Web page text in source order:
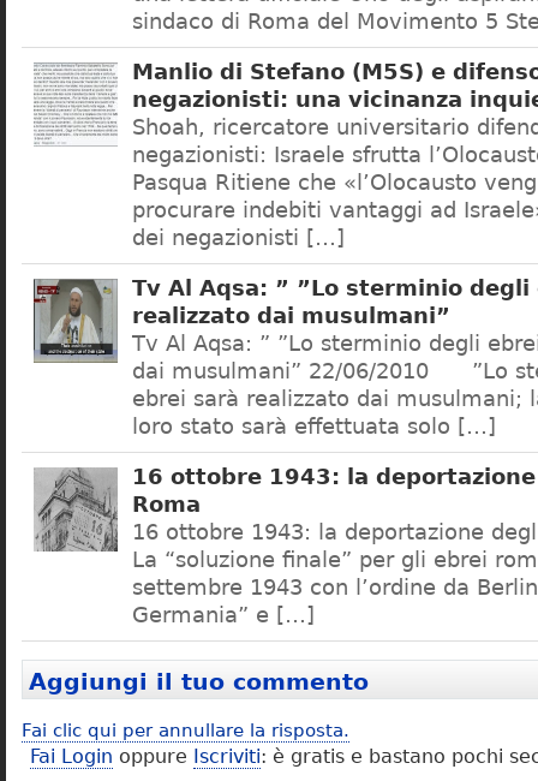
sindaco di Roma del Movimento 5
Manlio di Stefano (M5S) e
negazionisti: una vicinanza
Shoah, ricercatore universitario
negazionisti: Israele sfrutta
Pasqua Ritiene che «l’Olocausto
procurare indebiti vantaggi ad
dei negazionisti […]
Tv Al Aqsa: ” ”Lo sterminio degli
realizzato dai musulmani”
Tv Al Aqsa: ” ”Lo sterminio degli
dai musulmani” 22/06/2010 ”Lo
ebrei sarà realizzato dai musulmani;
loro stato sarà effettuata solo […]
16 ottobre 1943: la
Roma
16 ottobre 1943: la deportazione
La “soluzione finale” per gli ebrei
settembre 1943 con l’ordine da
Germania” e […]
Aggiungi il tuo commento
Fai clic qui per annullare la risposta.
Fai Login oppure Iscriviti: è gratis e bastano pochi